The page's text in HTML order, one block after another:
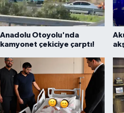
Anadolu Otoyolu'nda
kamyonet çekiciye çarptı!